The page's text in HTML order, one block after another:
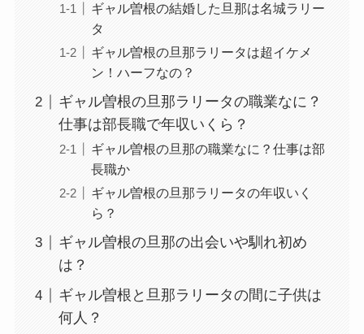
ギャル曽根の結婚した旦那は名城ラリー
タ
ギャル曽根の旦那ラリータは超イケメ
ン！ハーフなの？
ギャル曽根の旦那ラリータの職業なに？
仕事は部長職で年収いくら？
ギャル曽根の旦那の職業なに？仕事は部
長職か
ギャル曽根の旦那ラリータの年収いく
ら？
ギャル曽根の旦那の出会いや馴れ初め
は？
ギャル曽根と旦那ラリータの間に子供は
何人？